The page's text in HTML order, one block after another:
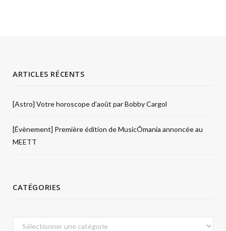
ARTICLES RÉCENTS
[Astro] Votre horoscope d’août par Bobby Cargol
[Évènement] Première édition de MusicÔmania annoncée au
MEETT
CATÉGORIES
Catégories